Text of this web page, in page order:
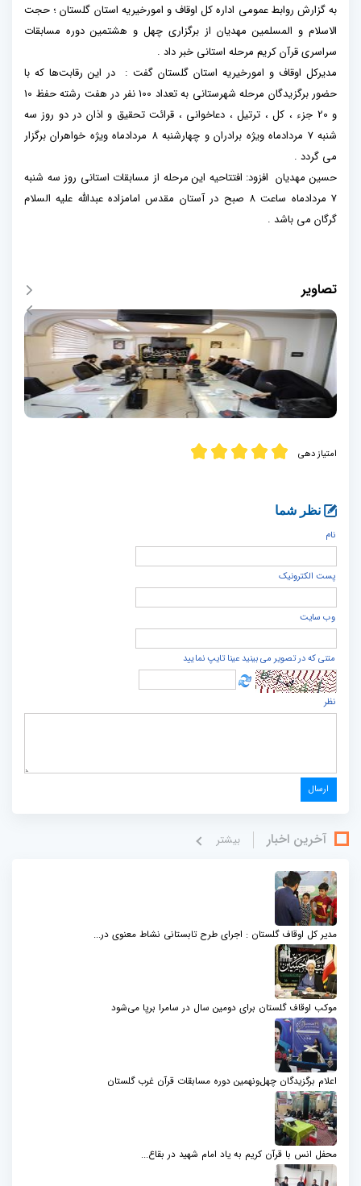
به گزارش روابط عمومی اداره کل اوقاف و امورخیریه استان گلستان ؛ حجت
الاسلام و المسلمین مهدیان از برگزاری چهل و هشتمین دوره مسابقات
سراسری قرآن کریم مرحله استانی خبر داد .
مدیرکل اوقاف و امورخیریه استان گلستان گفت : در این رقابت‌ها که با
حضور برگزیدگان مرحله شهرستانی به تعداد 100 نفر در هفت رشته حفظ 10
و 20 جزء ، کل ، ترتیل ، دعاخوانی ، قرائت تحقیق و اذان در دو روز سه
شنبه 7 مردادماه ویژه برادران و چهارشنبه 8 مردادماه ویژه خواهران برگزار
می گردد .
حسین مهدیان افزود: افتتاحیه این مرحله از مسابقات استانی روز سه شنبه
7 مردادماه ساعت 8 صبح در آستان مقدس امامزاده عبدالله علیه السلام
گرگان می باشد .
تصاویر
امتیاز دهی
نظر شما
نام
پست الكترونيک
وب سایت
متنی که در تصویر می بینید عینا تایپ نمایید
نظر
آخرین اخبار بيشتر
مدیر کل اوقاف گلستان : اجرای طرح تابستانی نشاط معنوی در...
موکب اوقاف گلستان برای دومین سال در سامرا برپا می‌شود
اعلام برگزیدگان چهل‌ونهمین دوره مسابقات قرآن غرب گلستان
محفل انس با قرآن کریم به یاد امام شهید در بقاع...